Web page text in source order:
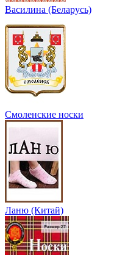
Василина (Беларусь)
Смоленские носки
Ланю (Китай)